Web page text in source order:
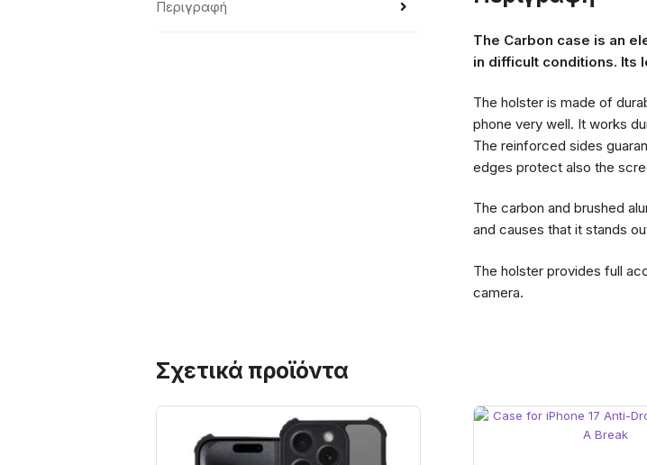
Περιγραφή
The Carbon case is an
in difficult conditions. Its
The holster is made of
phone very well. It works
The reinforced sides
edges protect also the
The carbon and brushed
and causes that it stands
The holster provides full
camera.
Σχετικά προϊόντα